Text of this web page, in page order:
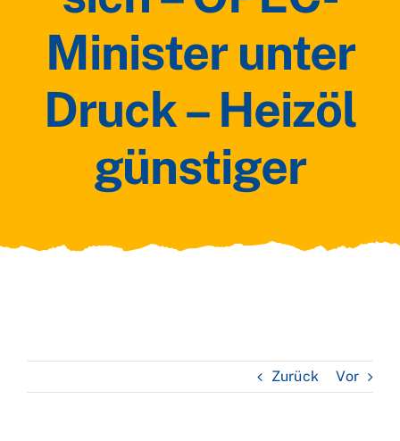
Minister unter
Druck – Heizöl
günstiger
Zurück Vor